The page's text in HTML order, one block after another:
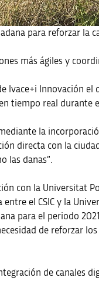
para reforzar la
más ágiles y
Ivace+i Innovación
tiempo real durante
la
directa con la
las danas”.
con la Universitat
el CSIC y la
para el periodo
de reforzar
de canales